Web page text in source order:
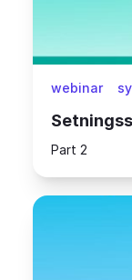
webinar
Part 2